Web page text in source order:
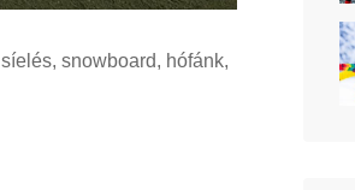
snowboard, hófánk,